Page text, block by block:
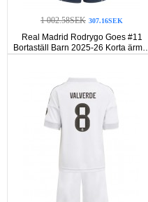
1 002.58SEK 307.16SEK
Real Madrid Rodrygo Goes #11
Bortaställ Barn 2025-26 Korta ärmar
(+ Korta byxor)